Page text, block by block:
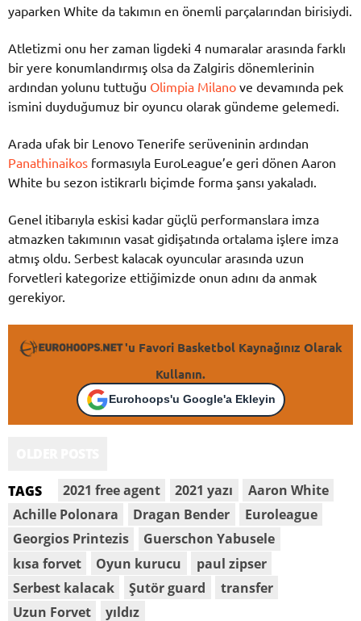
yaparken White da takımın en önemli parçalarından birisiydi.
Atletizmi onu her zaman ligdeki 4 numaralar arasında farklı
bir yere konumlandırmış olsa da Zalgiris dönemlerinin
ardından yolunu tuttuğu Olimpia Milano ve devamında pek
ismini duyduğumuz bir oyuncu olarak gündeme gelemedi.
Arada ufak bir Lenovo Tenerife serüveninin ardından
Panathinaikos formasıyla EuroLeague’e geri dönen Aaron
White bu sezon istikrarlı biçimde forma şansı yakaladı.
Genel itibarıyla eskisi kadar güçlü performanslara imza
atmazken takımının vasat gidişatında ortalama işlere imza
atmış oldu. Serbest kalacak oyuncular arasında uzun
forvetleri kategorize ettiğimizde onun adını da anmak
gerekiyor.
'u Favori Basketbol Kaynağınız Olarak
Kullanın.
Eurohoops'u Google'a Ekleyin
TAGS 2021 free agent 2021 yazı
Aaron White
Achille Polonara
Dragan Bender
Euroleague
Georgios Printezis
Guerschon Yabusele
kısa forvet
Oyun kurucu
paul zipser
Serbest kalacak
Şutör guard
transfer
Uzun Forvet
yıldız